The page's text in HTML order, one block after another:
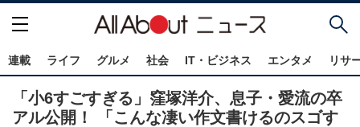
連載 ライフ グルメ 社会 IT・ビジネス エンタメ リサ
「小6すごすぎる」窪塚洋介、息子・愛流の卒
アル公開！ 「こんな凄い作文書けるのスゴす